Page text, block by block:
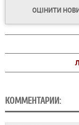
ОЦІНИТИ
КОММЕНТАРИИ: